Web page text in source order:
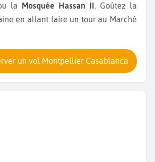
la Mosquée Hassan II. Goûtez la
en allant faire un tour au Marché
un vol Montpellier Casablanca